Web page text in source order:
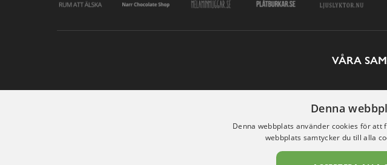
VÅRA
Denna
Denna webbplats använder cookies för
webbplats samtycker du till alla